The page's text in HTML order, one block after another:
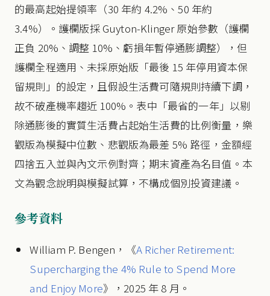
的最高起始提領率（30 年約 4.2%、50 年約
3.4%）。護欄版採 Guyton-Klinger 原始參數（護欄
正負 20%、調整 10%、虧損年暫停通膨調整），但
護欄全程適用、未採原始版「最後 15 年停用資本保
留規則」的設定，且假設生活費可隨規則持續下調，
故不破產機率趨近 100%。表中「最省的一年」以剔
除通膨後的實質生活費占起始生活費的比例衡量，樂
觀版為模擬中位數、悲觀版為最差 5% 路徑，金額經
四捨五入並與內文示例對齊；期末資產為名目值。本
文為觀念說明與模擬試算，不構成個別投資建議。
參考資料
William P. Bengen，《A Richer Retirement:
Supercharging the 4% Rule to Spend More
and Enjoy More》，2025 年 8 月。